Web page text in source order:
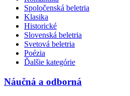
Spoločenská beletria
Klasika
Historické
Slovenská beletria
Svetová beletria
Poézia
Ďalšie kategórie
Náučná a odborná